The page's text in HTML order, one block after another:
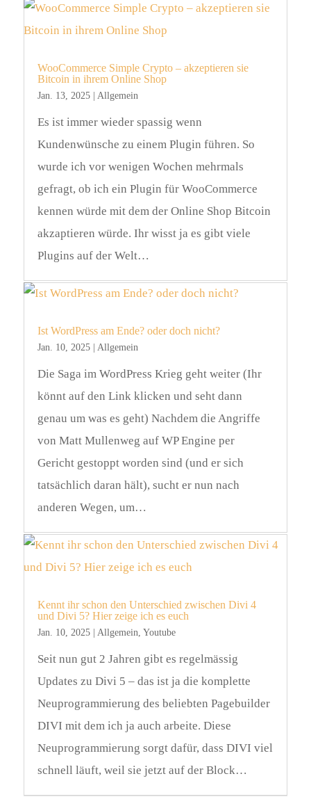
WooCommerce Simple Crypto – akzeptieren sie
Bitcoin in ihrem Online Shop
Jan. 13, 2025| Allgemein
Es ist immer wieder spassig wenn
Kundenwünsche zu einem Plugin führen. So
wurde ich vor wenigen Wochen mehrmals
gefragt, ob ich ein Plugin für WooCommerce
kennen würde mit dem der Online Shop Bitcoin
akzaptieren würde. Ihr wisst ja es gibt viele
Plugins auf der Welt…
Ist WordPress am Ende? oder doch nicht?
Jan. 10, 2025| Allgemein
Die Saga im WordPress Krieg geht weiter (Ihr
könnt auf den Link klicken und seht dann
genau um was es geht) Nachdem die Angriffe
von Matt Mullenweg auf WP Engine per
Gericht gestoppt worden sind (und er sich
tatsächlich daran hält), sucht er nun nach
anderen Wegen, um…
Kennt ihr schon den Unterschied zwischen Divi 4
und Divi 5? Hier zeige ich es euch
Jan. 10, 2025| Allgemein, Youtube
Seit nun gut 2 Jahren gibt es regelmässig
Updates zu Divi 5 – das ist ja die komplette
Neuprogrammierung des beliebten Pagebuilder
DIVI mit dem ich ja auch arbeite. Diese
Neuprogrammierung sorgt dafür, dass DIVI viel
schnell läuft, weil sie jetzt auf der Block…